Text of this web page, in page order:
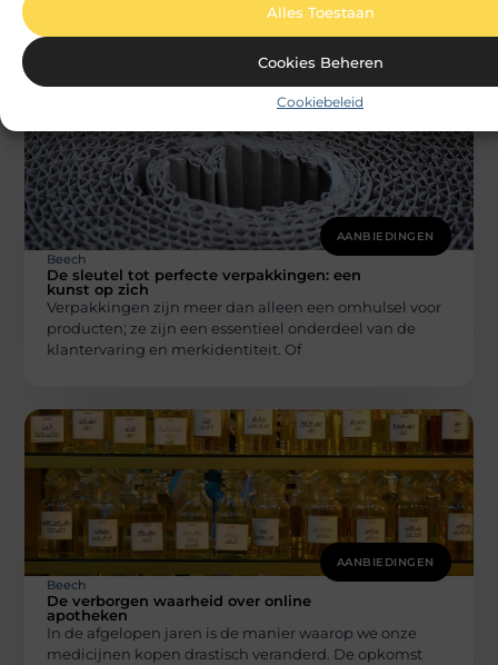
Alles Toestaan
Cookies Beheren
Cookiebeleid
AANBIEDINGEN
Beech
De sleutel tot perfecte verpakkingen: een
kunst op zich
Verpakkingen zijn meer dan alleen een omhulsel voor
producten; ze zijn een essentieel onderdeel van de
klantervaring en merkidentiteit. Of
AANBIEDINGEN
Beech
De verborgen waarheid over online
apotheken
In de afgelopen jaren is de manier waarop we onze
medicijnen kopen drastisch veranderd. De opkomst